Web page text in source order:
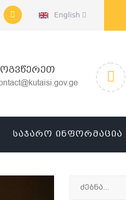
English
ᲡᲐᲯᲐᲠᲝ ᲘᲜᲤᲝᲠᲛᲐᲪᲘᲐ